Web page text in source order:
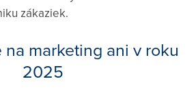
zákaziek.
marketing ani v roku
2025